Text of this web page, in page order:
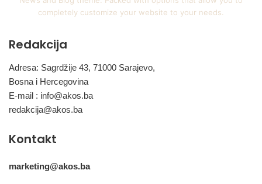
completely customize your website to your needs.
Redakcija
Adresa: Sagrdžije 43, 71000 Sarajevo,
Bosna i Hercegovina
E-mail : info@akos.ba
redakcija@akos.ba
Kontakt
marketing@akos.ba